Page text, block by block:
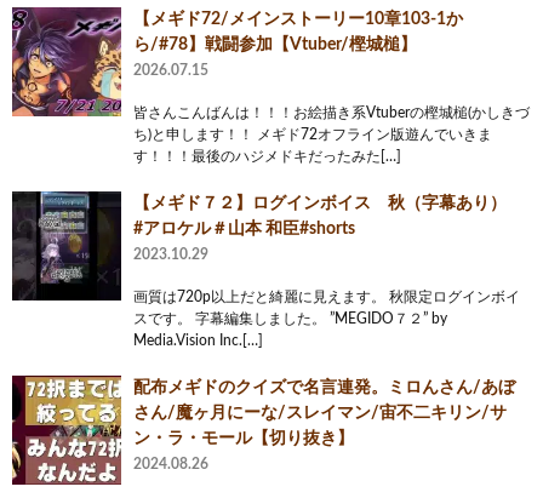
【メギド72/メインストーリー10章103-1か
ら/#78】戦闘参加【Vtuber/樫城槌】
2026.07.15
皆さんこんばんは！！！お絵描き系Vtuberの樫城槌(かしきづ
ち)と申します！！ メギド72オフライン版遊んでいきま
す！！！最後のハジメドキだったみた[…]
【メギド７２】ログインボイス 秋（字幕あり）
#アロケル＃山本 和臣#shorts
2023.10.29
画質は720p以上だと綺麗に見えます。 秋限定ログインボイ
スです。 字幕編集しました。 ”MEGIDO７２” by
Media.Vision Inc.[…]
配布メギドのクイズで名言連発。ミロんさん/あぼ
さん/魔ヶ月にーな/スレイマン/宙不二キリン/サ
ン・ラ・モール【切り抜き】
2024.08.26